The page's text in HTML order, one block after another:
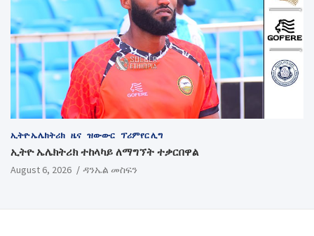
ኢትዮ ኤሌክትሪክ ዜና ዝውውር ፕሪምየር ሊግ
ኢትዮ ኤሌክትሪክ ተከላካይ ለማግኘት ተቃርበዋል
August 6, 2026 ዳንኤል መስፍን